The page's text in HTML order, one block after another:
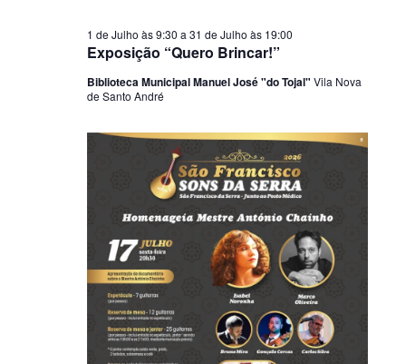
Exposição “Quero Brincar!”
1 de Julho às 9:30 a 31 de Julho às 19:00
Biblioteca Municipal Manuel José "do Tojal" Vila Nova
de Santo André